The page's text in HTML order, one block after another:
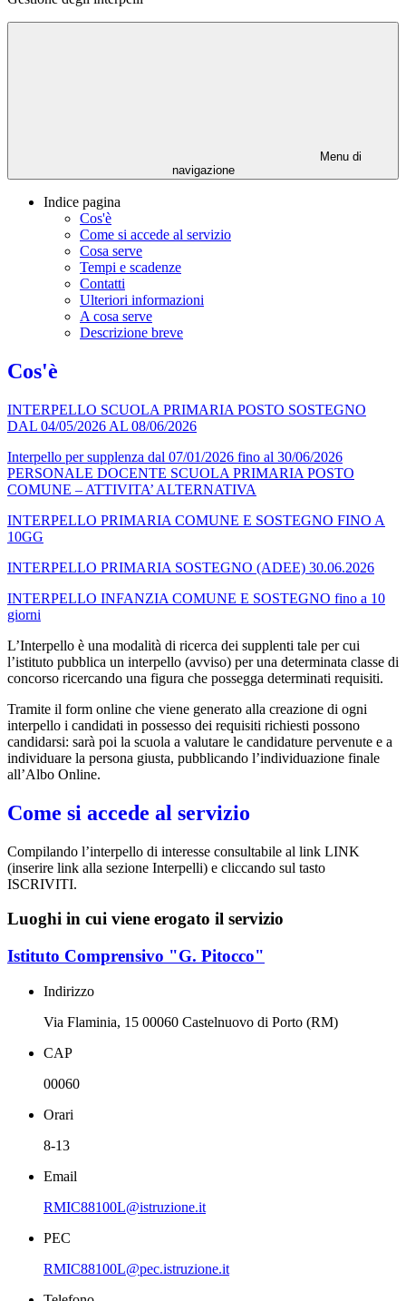
Menu di
navigazione
Indice pagina
Cos'è
Come si accede al servizio
Cosa serve
Tempi e scadenze
Contatti
Ulteriori informazioni
A cosa serve
Descrizione breve
Cos'è
INTERPELLO SCUOLA PRIMARIA POSTO SOSTEGNO
DAL 04/05/2026 AL 08/06/2026
Interpello per supplenza dal 07/01/2026 fino al 30/06/2026
PERSONALE DOCENTE SCUOLA PRIMARIA POSTO
COMUNE – ATTIVITA’ ALTERNATIVA
INTERPELLO PRIMARIA COMUNE E SOSTEGNO FINO A
10GG
INTERPELLO PRIMARIA SOSTEGNO (ADEE) 30.06.2026
INTERPELLO INFANZIA COMUNE E SOSTEGNO fino a 10
giorni
L’Interpello è una modalità di ricerca dei supplenti tale per cui
l’istituto pubblica un interpello (avviso) per una determinata classe di
concorso ricercando una figura che possegga determinati requisiti.
Tramite il form online che viene generato alla creazione di ogni
interpello i candidati in possesso dei requisiti richiesti possono
candidarsi: sarà poi la scuola a valutare le candidature pervenute e a
individuare la persona giusta, pubblicando l’individuazione finale
all’Albo Online.
Come si accede al servizio
Compilando l’interpello di interesse consultabile al link LINK
(inserire link alla sezione Interpelli) e cliccando sul tasto
ISCRIVITI.
Luoghi in cui viene erogato il servizio
Istituto Comprensivo "G. Pitocco"
Indirizzo
Via Flaminia, 15 00060 Castelnuovo di Porto (RM)
CAP
00060
Orari
8-13
Email
RMIC88100L@istruzione.it
PEC
RMIC88100L@pec.istruzione.it